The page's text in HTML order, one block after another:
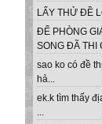
LẤY THỬ ĐỀ
ĐỂ PHÒNG
SONG ĐÃ THI
sao ko có đề
hả...
ek.k tìm thấy
...